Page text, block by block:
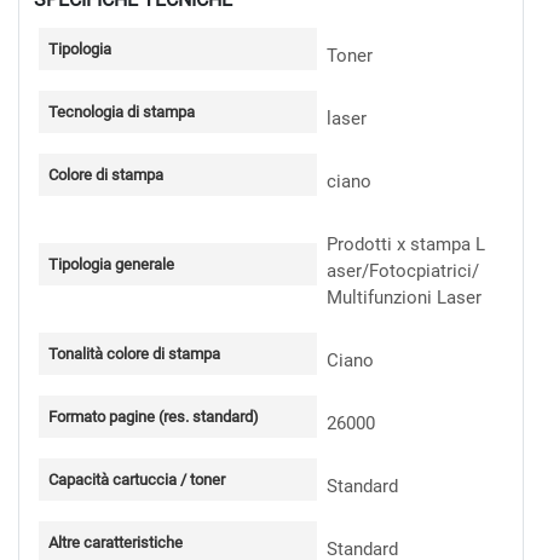
Tipologia Toner
Tecnologia di stampa laser
Colore di stampa ciano
Tipologia generale
Prodotti x stampa L
aser/Fotocpiatrici/
Multifunzioni Laser
Tonalità colore di stampa Ciano
Formato pagine (res. standard) 26000
Capacità cartuccia / toner Standard
Altre caratteristiche Standard